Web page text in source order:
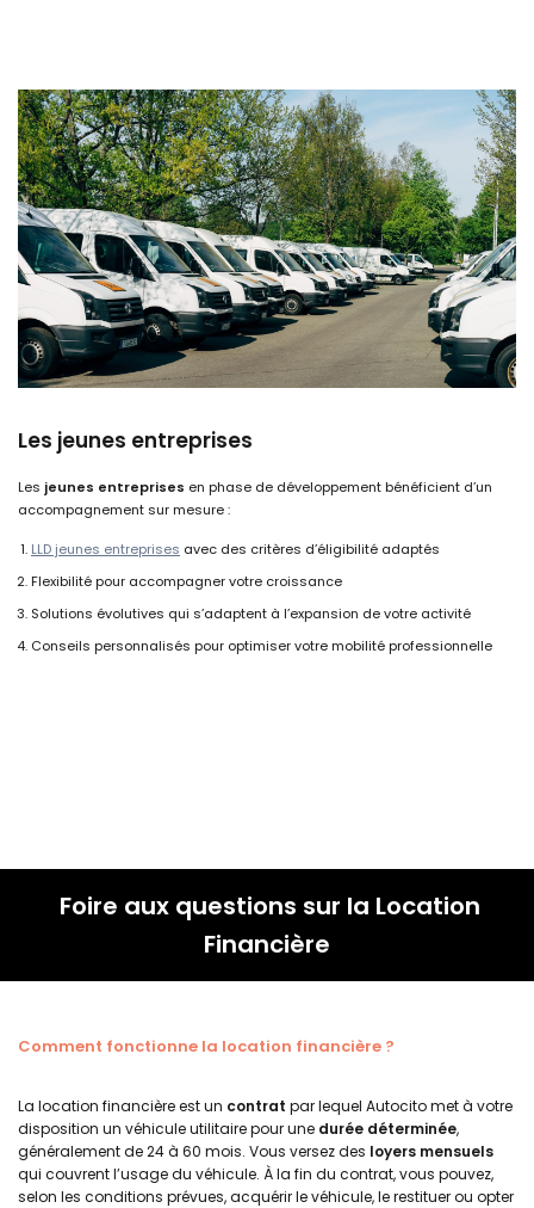
Les jeunes entreprises
Les jeunes entreprises en phase de développement bénéficient d’un
accompagnement sur mesure :
LLD jeunes entreprises avec des critères d’éligibilité adaptés
Flexibilité pour accompagner votre croissance
Solutions évolutives qui s’adaptent à l’expansion de votre activité
Conseils personnalisés pour optimiser votre mobilité professionnelle
Foire aux questions sur la Location
Financière
Comment fonctionne la location financière ?
La location financière est un contrat par lequel Autocito met à votre
disposition un véhicule utilitaire pour une durée déterminée,
généralement de 24 à 60 mois. Vous versez des loyers mensuels
qui couvrent l’usage du véhicule. À la fin du contrat, vous pouvez,
selon les conditions prévues, acquérir le véhicule, le restituer ou opter